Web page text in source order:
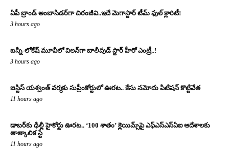
ఏపీ బ్రాండ్ అంబాసిడర్‌గా చిరంజీవి..ఇదే మెగాస్టార్ టీమ్ ఫుల్ క్లారిటీ!
3 hours ago
బన్నీ-లోకేష్ మూవీలో విలన్‌గా బాలీవుడ్ స్టార్ హీరో ఎంట్రీ..!
3 hours ago
జస్టిస్ యశ్వంత్ వర్మకు సుప్రీంకోర్టులో ఊరట.. కేసు నమోదు పిటిషన్ కొట్టివేత
11 hours ago
డాబర్‌కు ఢిల్లీ హైకోర్టు ఊరట.. ‘100 శాతం’ క్లెయిమ్స్‌పై ఎఫ్‌ఎస్‌ఎస్‌ఏఐ ఆదేశాలకు
తాత్కాలిక స్టే
11 hours ago